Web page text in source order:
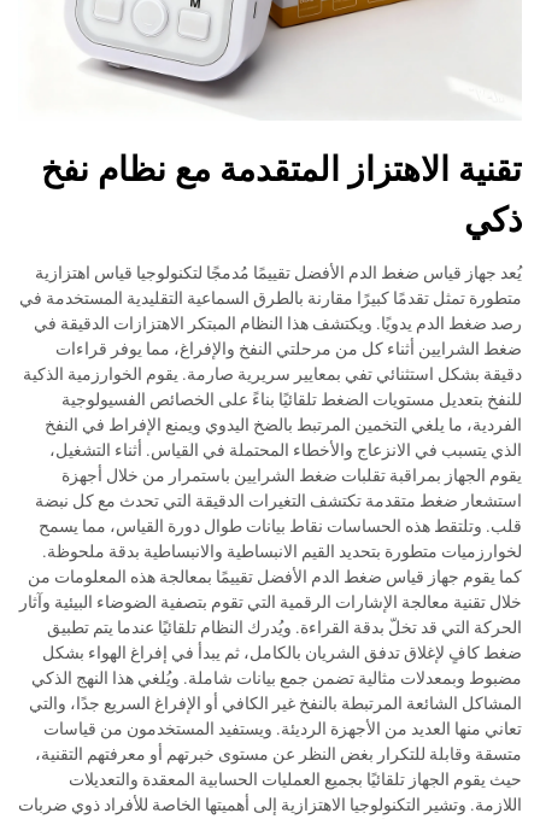
تقنية الاهتزاز المتقدمة مع نظام نفخ
ذكي
يُعد جهاز قياس ضغط الدم الأفضل تقييمًا مُدمجًا لتكنولوجيا قياس اهتزازية
متطورة تمثل تقدمًا كبيرًا مقارنة بالطرق السماعية التقليدية المستخدمة في
رصد ضغط الدم يدويًا. ويكتشف هذا النظام المبتكر الاهتزازات الدقيقة في
ضغط الشرايين أثناء كل من مرحلتي النفخ والإفراغ، مما يوفر قراءات
دقيقة بشكل استثنائي تفي بمعايير سريرية صارمة. يقوم الخوارزمية الذكية
للنفخ بتعديل مستويات الضغط تلقائيًا بناءً على الخصائص الفسيولوجية
الفردية، ما يلغي التخمين المرتبط بالضخ اليدوي ويمنع الإفراط في النفخ
الذي يتسبب في الانزعاج والأخطاء المحتملة في القياس. أثناء التشغيل،
يقوم الجهاز بمراقبة تقلبات ضغط الشرايين باستمرار من خلال أجهزة
استشعار ضغط متقدمة تكتشف التغيرات الدقيقة التي تحدث مع كل نبضة
قلب. وتلتقط هذه الحساسات نقاط بيانات طوال دورة القياس، مما يسمح
لخوارزميات متطورة بتحديد القيم الانبساطية والانبساطية بدقة ملحوظة.
كما يقوم جهاز قياس ضغط الدم الأفضل تقييمًا بمعالجة هذه المعلومات من
خلال تقنية معالجة الإشارات الرقمية التي تقوم بتصفية الضوضاء البيئية وآثار
الحركة التي قد تخلّ بدقة القراءة. ويُدرك النظام تلقائيًا عندما يتم تطبيق
ضغط كافٍ لإغلاق تدفق الشريان بالكامل، ثم يبدأ في إفراغ الهواء بشكل
مضبوط وبمعدلات مثالية تضمن جمع بيانات شاملة. ويُلغي هذا النهج الذكي
المشاكل الشائعة المرتبطة بالنفخ غير الكافي أو الإفراغ السريع جدًا، والتي
تعاني منها العديد من الأجهزة الرديئة. ويستفيد المستخدمون من قياسات
متسقة وقابلة للتكرار بغض النظر عن مستوى خبرتهم أو معرفتهم التقنية،
حيث يقوم الجهاز تلقائيًا بجميع العمليات الحسابية المعقدة والتعديلات
اللازمة. وتشير التكنولوجيا الاهتزازية إلى أهميتها الخاصة للأفراد ذوي ضربات